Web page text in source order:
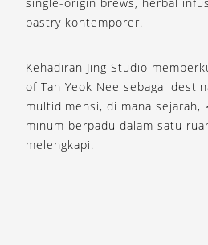
pastry kontemporer.
Kehadiran Jing Studio
of Tan Yeok Nee sebagai
multidimensi, di mana sejarah,
minum berpadu dalam satu
melengkapi.